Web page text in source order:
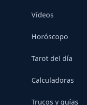
Vídeos
Horóscopo
Tarot del día
Calculadoras
Trucos y guías